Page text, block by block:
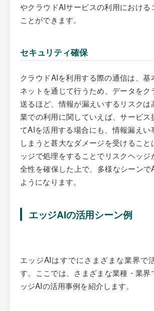
やクラウドAIサービスの利用における
ことができます。
セキュリティ確保
クラウドAIを利用する際の通信は、基
ネットを通じて行うため、データを
送るほど、情報が漏えいするリスクは
業での利用に関していえば、サービス
てAIを活用する場合にも、情報漏えい
しまうと甚大なダメージを受けること
ッジで処理をすることでリスクヘッジ
全性を確保した上で、多様なシーンで
ようになります。
エッジAIの活用シーン例
エッジAIはすでにさまざまな業界で
す。ここでは、さまざまな業種・業界
ッジAIの活用事例を紹介します。